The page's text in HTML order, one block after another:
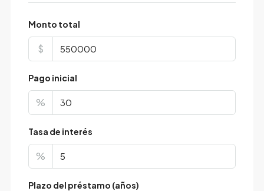
Monto total
$
Pago inicial
%
Tasa de interés
%
Plazo del préstamo (años)